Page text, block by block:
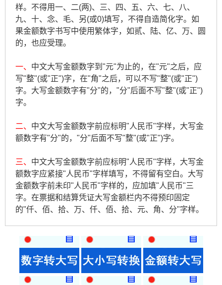
样。不得用一、二(两)、三、四、五、六、七、八、
九、十、念、毛、另(或0)填写，不得自造简化字。如
果金额数字书写中使用繁体字，如贰、陆、亿、万、圆
的，也应受理。
一、 中文大写金额数字到"元"为止的，在"元"之后，应
写"整"(或"正")字，在"角"之后，可以不写"整"(或"正")
字。大写金额数字有"分"的，"分"后面不写"整"(或"正")
字。
二、 中文大写金额数字前应标明"人民币"字样，大写金
额数字有"分"的，"分"后面不写"整"(或"正")字。
三、 中文大写金额数字前应标明"人民币"字样，大写金
额数字应紧接"人民币"字样填写，不得留有空白。大写
金额数字前未印"人民币"字样的，应加填"人民币"三
字。在票据和结算凭证大写金额栏内不得预印固定
的"仟、佰、拾、万、仟、佰、拾、元、角、分"字样。